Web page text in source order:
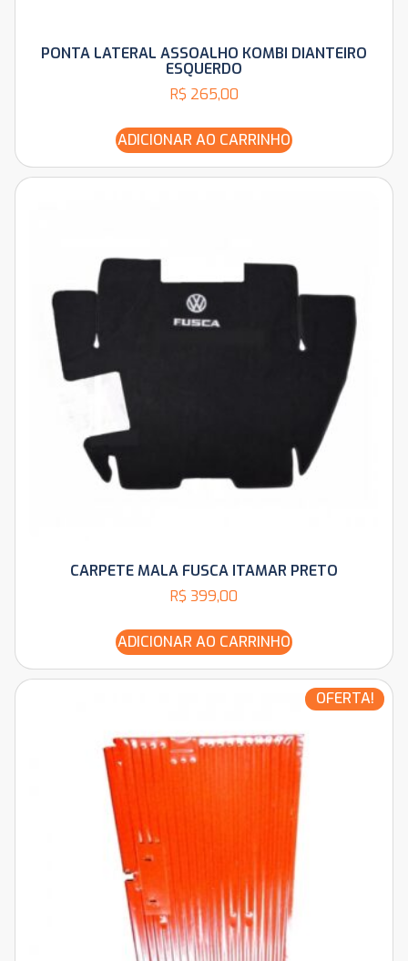
PONTA LATERAL ASSOALHO KOMBI DIANTEIRO
ESQUERDO
R$ 265,00
ADICIONAR AO CARRINHO
CARPETE MALA FUSCA ITAMAR PRETO
R$ 399,00
ADICIONAR AO CARRINHO
OFERTA!